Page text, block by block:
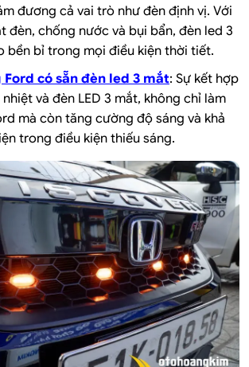
đương cả vai trò như đèn định vị. Với
đèn, chống nước và bụi bẩn, đèn led 3
bền bỉ trong mọi điều kiện thời tiết.
có sẵn đèn led 3 mắt: Sự kết hợp
và đèn LED 3 mắt, không chỉ làm
mà còn tăng cường độ sáng và khả
trong điều kiện thiếu sáng.